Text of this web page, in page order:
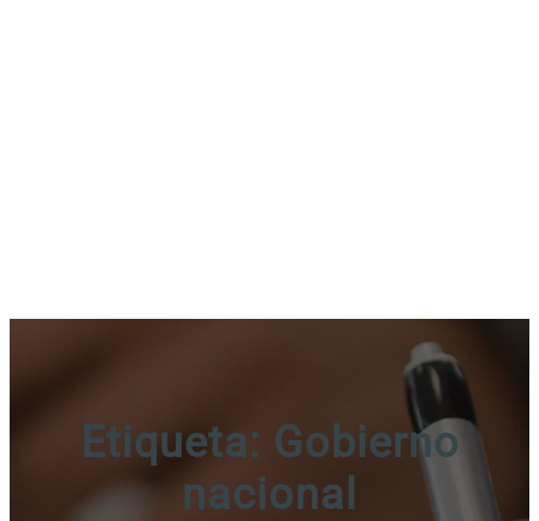
Etiqueta: Gobierno
nacional